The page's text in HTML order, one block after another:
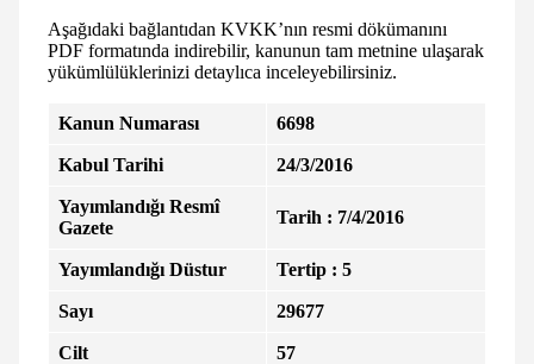
Aşağıdaki bağlantıdan KVKK’nın resmi dökümanını
PDF formatında indirebilir, kanunun tam metnine ulaşarak
yükümlülüklerinizi detaylıca inceleyebilirsiniz.
Kanun Numarası 6698
Kabul Tarihi 24/3/2016
Yayımlandığı Resmî
Gazete
Tarih : 7/4/2016
Yayımlandığı Düstur Tertip : 5
Sayı 29677
Cilt
57